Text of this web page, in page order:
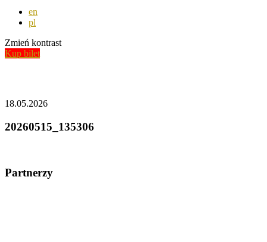
en
pl
Zmień kontrast
Kup bilet
18.05.2026
20260515_135306
Partnerzy